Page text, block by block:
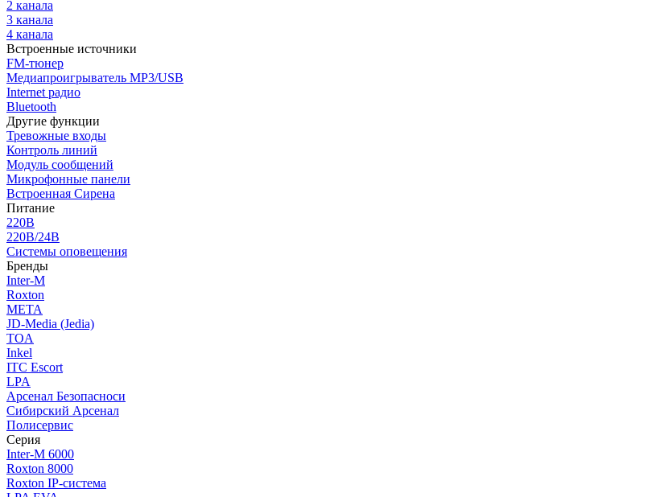
2 канала
3 канала
4 канала
Встроенные источники
FM-тюнер
Медиапроигрыватель MP3/USB
Internet радио
Bluetooth
Другие функции
Тревожные входы
Контроль линий
Модуль сообщений
Микрофонные панели
Встроенная Сирена
Питание
220В
220В/24В
Системы оповещения
Бренды
Inter-M
Roxton
МЕТА
JD-Media (Jedia)
TOA
Inkel
ITC Escort
LPA
Арсенал Безопасноси
Сибирский Арсенал
Полисервис
Серия
Inter-M 6000
Roxton 8000
Roxton IP-система